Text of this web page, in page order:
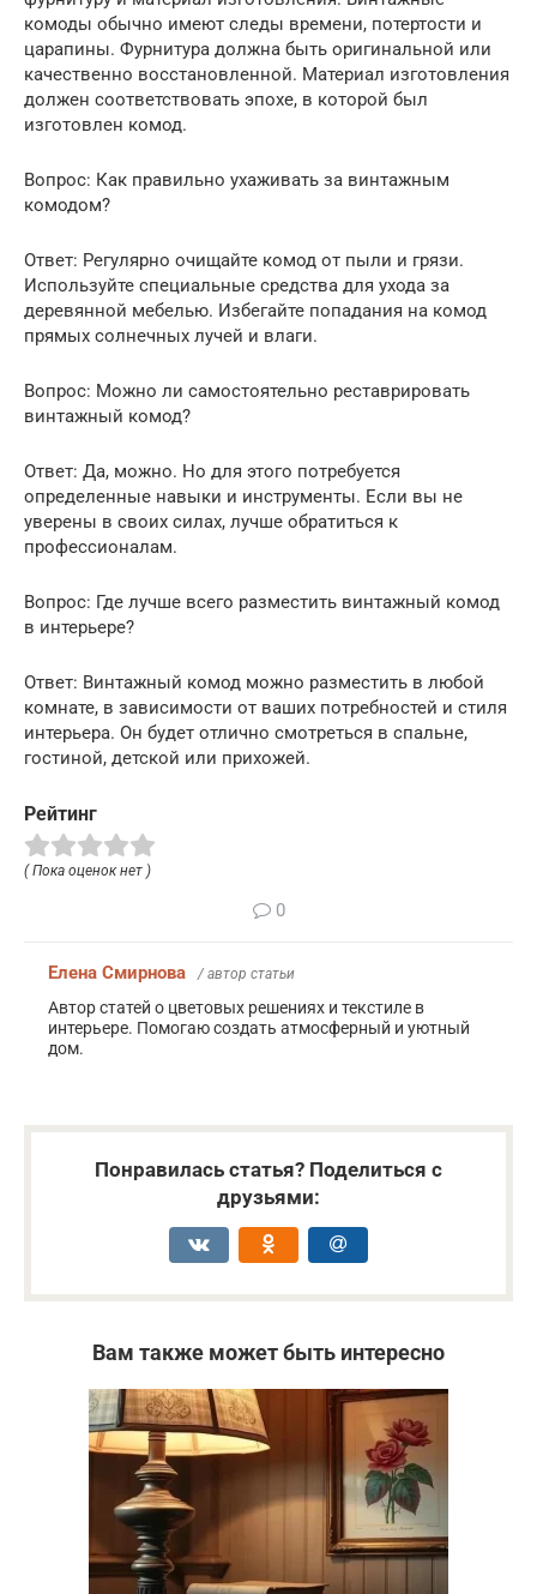
комоды обычно имеют следы времени, потертости и
царапины. Фурнитура должна быть оригинальной или
качественно восстановленной. Материал изготовления
должен соответствовать эпохе, в которой был
изготовлен комод.
Вопрос: Как правильно ухаживать за винтажным
комодом?
Ответ: Регулярно очищайте комод от пыли и грязи.
Используйте специальные средства для ухода за
деревянной мебелью. Избегайте попадания на комод
прямых солнечных лучей и влаги.
Вопрос: Можно ли самостоятельно реставрировать
винтажный комод?
Ответ: Да, можно. Но для этого потребуется
определенные навыки и инструменты. Если вы не
уверены в своих силах, лучше обратиться к
профессионалам.
Вопрос: Где лучше всего разместить винтажный комод
в интерьере?
Ответ: Винтажный комод можно разместить в любой
комнате, в зависимости от ваших потребностей и стиля
интерьера. Он будет отлично смотреться в спальне,
гостиной, детской или прихожей.
Рейтинг
( Пока оценок нет )
0
Елена Смирнова / автор статьи
Автор статей о цветовых решениях и текстиле в
интерьере. Помогаю создать атмосферный и уютный
дом.
Понравилась статья? Поделиться с
друзьями:
Вам также может быть интересно